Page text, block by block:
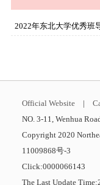
2022年东北大学优秀班
Official Website |
NO. 3-11, Wenhua
Copyright 2020
11009868号-3
Click:0000066143
The Last Update Time: